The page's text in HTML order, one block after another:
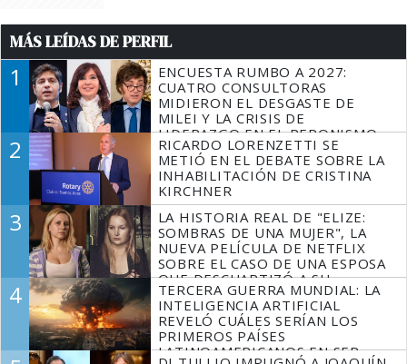
MÁS LEÍDAS DE PERFIL
1
ENCUESTA RUMBO A 2027:
CUATRO CONSULTORAS
MIDIERON EL DESGASTE DE
MILEI Y LA CRISIS DE
LIDERAZGO EN EL PERONISMO
2
RICARDO LORENZETTI SE
METIÓ EN EL DEBATE SOBRE LA
INHABILITACIÓN DE CRISTINA
KIRCHNER
3
LA HISTORIA REAL DE "ELIZE:
SOMBRAS DE UNA MUJER", LA
NUEVA PELÍCULA DE NETFLIX
SOBRE EL CASO DE UNA ESPOSA
QUE DESCUARTIZÓ A SU
MARIDO
4
TERCERA GUERRA MUNDIAL: LA
INTELIGENCIA ARTIFICIAL
REVELÓ CUÁLES SERÍAN LOS
PRIMEROS PAÍSES
LATINOAMERICANOS EN SER